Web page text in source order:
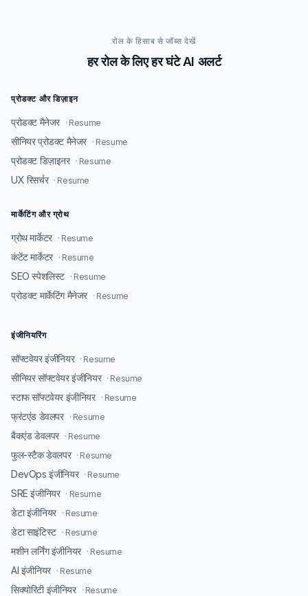
रोल के हिसाब से जॉब्स देखें
हर रोल के लिए हर घंटे AI अलर्ट
प्रोडक्ट और डिज़ाइन
प्रोडक्ट मैनेजर · Resume
सीनियर प्रोडक्ट मैनेजर · Resume
प्रोडक्ट डिज़ाइनर · Resume
UX रिसर्चर · Resume
मार्केटिंग और ग्रोथ
ग्रोथ मार्केटर · Resume
कंटेंट मार्केटर · Resume
SEO स्पेशलिस्ट · Resume
प्रोडक्ट मार्केटिंग मैनेजर · Resume
इंजीनियरिंग
सॉफ्टवेयर इंजीनियर · Resume
सीनियर सॉफ्टवेयर इंजीनियर · Resume
स्टाफ सॉफ्टवेयर इंजीनियर · Resume
फ्रंटएंड डेवलपर · Resume
बैकएंड डेवलपर · Resume
फुल-स्टैक डेवलपर · Resume
DevOps इंजीनियर · Resume
SRE इंजीनियर · Resume
डेटा इंजीनियर · Resume
डेटा साइंटिस्ट · Resume
मशीन लर्निंग इंजीनियर · Resume
AI इंजीनियर · Resume
सिक्योरिटी इंजीनियर · Resume